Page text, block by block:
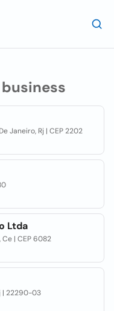
business
Janeiro, Rj | CEP 2202
Ltda
| CEP 6082
| 22290-03